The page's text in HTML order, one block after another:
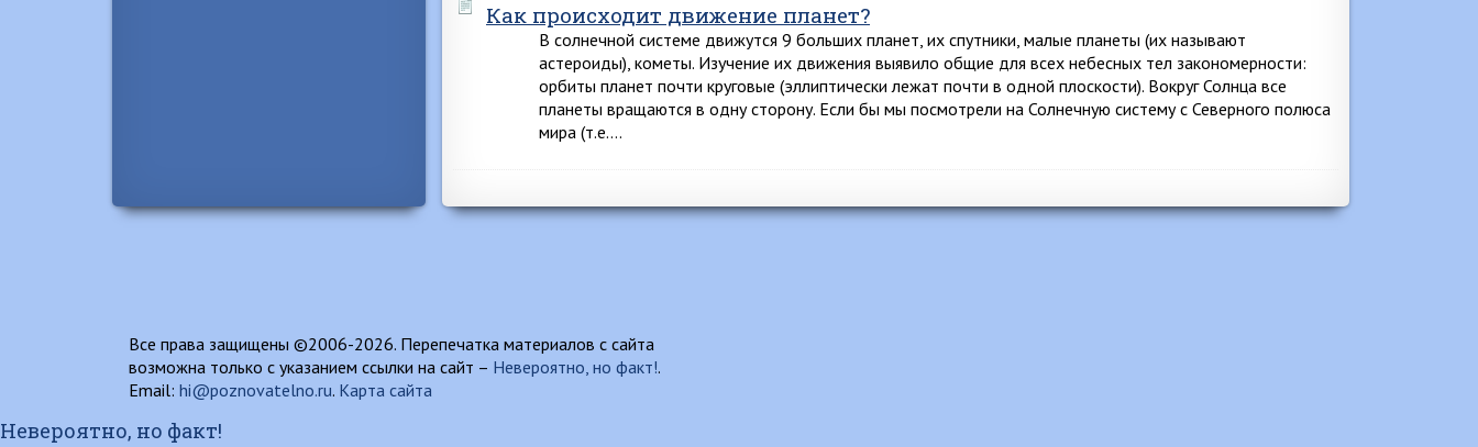
Как происходит движение планет?
В солнечной системе движутся 9 больших планет, их спутники, малые планеты (их называют
астероиды), кометы. Изучение их движения выявило общие для всех небесных тел закономерности:
орбиты планет почти круговые (эллиптически лежат почти в одной плоскости). Вокруг Солнца все
планеты вращаются в одну сторону. Если бы мы посмотрели на Солнечную систему с Северного полюса
мира (т.е….
Все права защищены ©2006-2026. Перепечатка материалов с сайта
возможна только с указанием ссылки на сайт – Невероятно, но факт!.
Email: hi@poznovatelno.ru. Карта сайта
Невероятно, но факт!